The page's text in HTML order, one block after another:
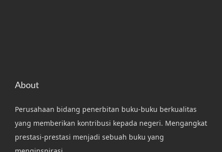
About
Perusahaan bidang penerbitan buku-buku berkualitas
yang memberikan kontribusi kepada negeri. Mengangkat
prestasi-prestasi menjadi sebuah buku yang